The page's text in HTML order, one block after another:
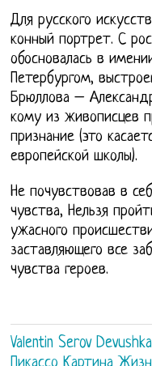
Для русского
конный портрет. С
обосновалась в
Петербургом,
Брюллова –
кому из живописцев
признание (это
европейской школы).
Не почувствовав в
чувства, Нельзя
ужасного
заставляющего все
чувства героев.
Valentin Serov